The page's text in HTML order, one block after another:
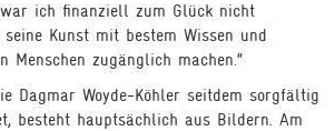
ich finanziell zum Glück nicht
Kunst mit bestem Wissen und
Menschen zugänglich machen.“
Dagmar Woyde-Köhler seitdem sorgfältig
besteht hauptsächlich aus Bildern. Am